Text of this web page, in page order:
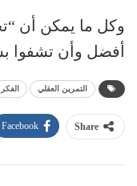
وكل ما يمكن أن
أفضل وأن تشفوا
التمرين العقلي الفكر
Share
Facebook